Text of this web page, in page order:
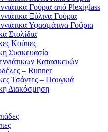
Γούρια από Plexiglass
Ξύλινα Γούρια
Υφασμάτινα Γούρια
Στολίδια
Κούπες
Συσκευασία
Κατασκευών
– Runner
Τσάντες – Πουγκιά
Διακόσμηση